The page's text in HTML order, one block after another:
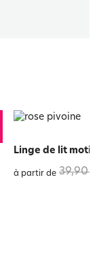
Linge de lit
à partir de 39,90